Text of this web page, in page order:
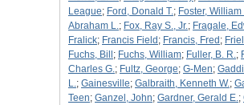
League; Ford, Donald T.; Foster, William
Abraham L.; Fox, Ray S., Jr.; Fragale,
Fralick; Francis Field ; Francis, Fred ;
Fuchs, Bill ; Fuchs, William; Fuller, B. R.;
Charles G.; Fultz, George; G-Men;
L.; Gainesville; Galbraith, Kenneth W.;
Teen; Ganzel, John; Gardner, Gerald E.;